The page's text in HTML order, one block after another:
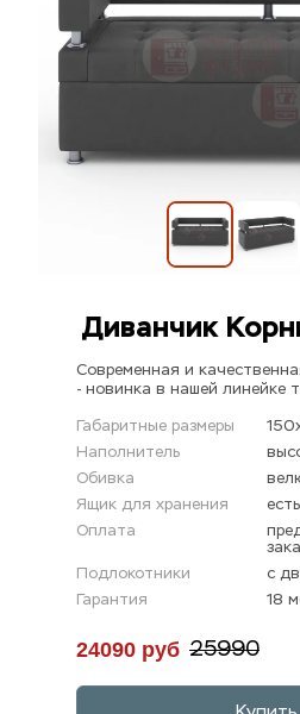
Диванчик
Современная и
- новинка в нашей линейке
Габаритные размеры
Наполнитель
Обивка
Ящик для хранения
есть
Оплата
Подлокотники
с
Гарантия
18
24090 руб 25990